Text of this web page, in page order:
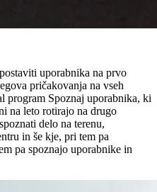
uporabnika na prvo
pričakovanja na vseh
program Spoznaj uporabnika, ki
na leto rotirajo na drugo
delo na terenu,
in še kje, pri tem pa
pa spoznajo uporabnike in